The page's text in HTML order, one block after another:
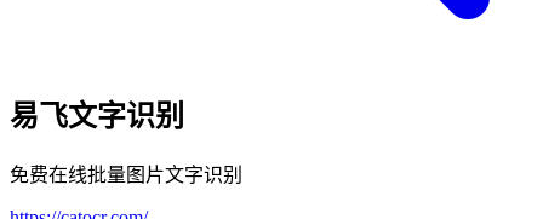
易飞文字识别
免费在线批量图片文字识别